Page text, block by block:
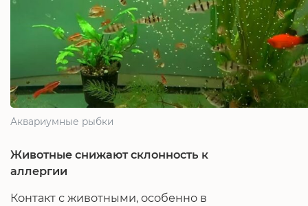
Аквариумные рыбки
Животные снижают склонность к
аллергии
Контакт с животными, особенно в